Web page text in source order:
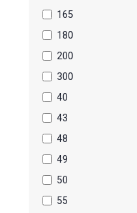
165
180
200
300
40
43
48
49
50
55